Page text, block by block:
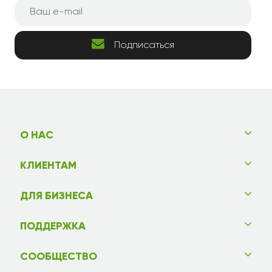
Подписаться
О НАС
КЛИЕНТАМ
ДЛЯ БИЗНЕСА
ПОДДЕРЖКА
СООБЩЕСТВО